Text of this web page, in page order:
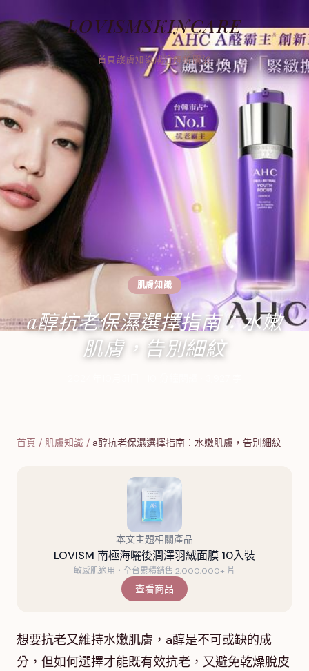
LOVISMSKINCARE
首頁護膚知識成分解析關於
肌膚知識
a醇抗老保濕選擇指南：水嫩
肌膚，告別細紋
首頁 / 肌膚知識 / a醇抗老保濕選擇指南：水嫩肌膚，告別細紋
本文主題相關產品
LOVISM 南極海曬後潤澤羽絨面膜 10入裝
敏感肌適用・全台累積銷售 2,000,000+ 片
查看商品
想要抗老又維持水嫩肌膚，a醇是不可或缺的成
分，但如何選擇才能既有效抗老，又避免乾燥脫皮